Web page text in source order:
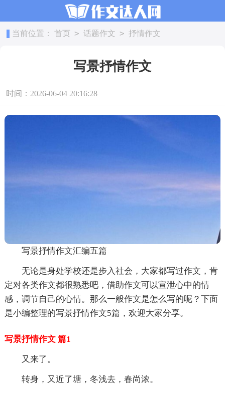
当前位置： 首页 > 话题作文 > 抒情作文
写景抒情作文
时间：2026-06-04 20:16:28
写景抒情作文汇编五篇
无论是身处学校还是步入社会，大家都写过作文，肯
定对各类作文都很熟悉吧，借助作文可以宣泄心中的情
感，调节自己的心情。那么一般作文是怎么写的呢？下面
是小编整理的写景抒情作文5篇，欢迎大家分享。
写景抒情作文 篇1
又来了。
转身，又近了塘，冬浅去，春尚浓。